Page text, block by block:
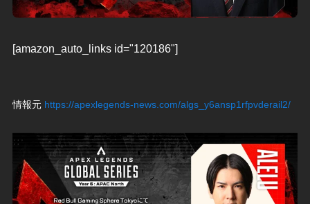
[amazon_auto_links id="120186"]
情報元 https://apexlegends-news.com/algs_y6ansp1rfpvderail2/